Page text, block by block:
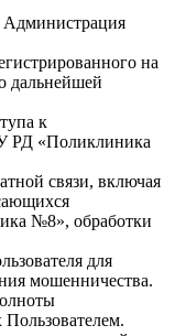
Администрация
на
дальнейшей
к
РД «Поликлиника
связи, включая
№8», обработки
для
мошенничества.